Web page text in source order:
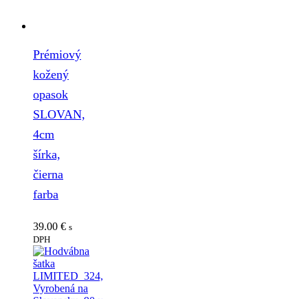
Prémiový
kožený
opasok
SLOVAN,
4cm
šírka,
čierna
farba
39.00 € s
DPH